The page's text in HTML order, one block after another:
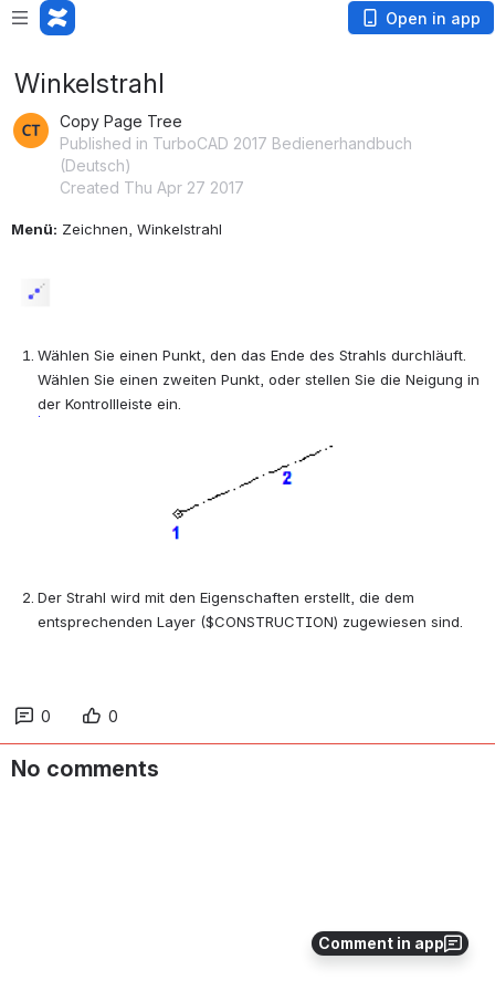
Open in app
Comment in app
Winkelstrahl
Copy Page Tree
Published in TurboCAD 2017 Bedienerhandbuch
(Deutsch)
Created Thu Apr 27 2017
Menü: Zeichnen, Winkelstrahl
Open
Wählen Sie einen Punkt, den das Ende des Strahls durchläuft.
Wählen Sie einen zweiten Punkt, oder stellen Sie die Neigung in
der Kontrollleiste ein.
Der Strahl wird mit den Eigenschaften erstellt, die dem
entsprechenden Layer ($CONSTRUCTION) zugewiesen sind.
0 0
No comments